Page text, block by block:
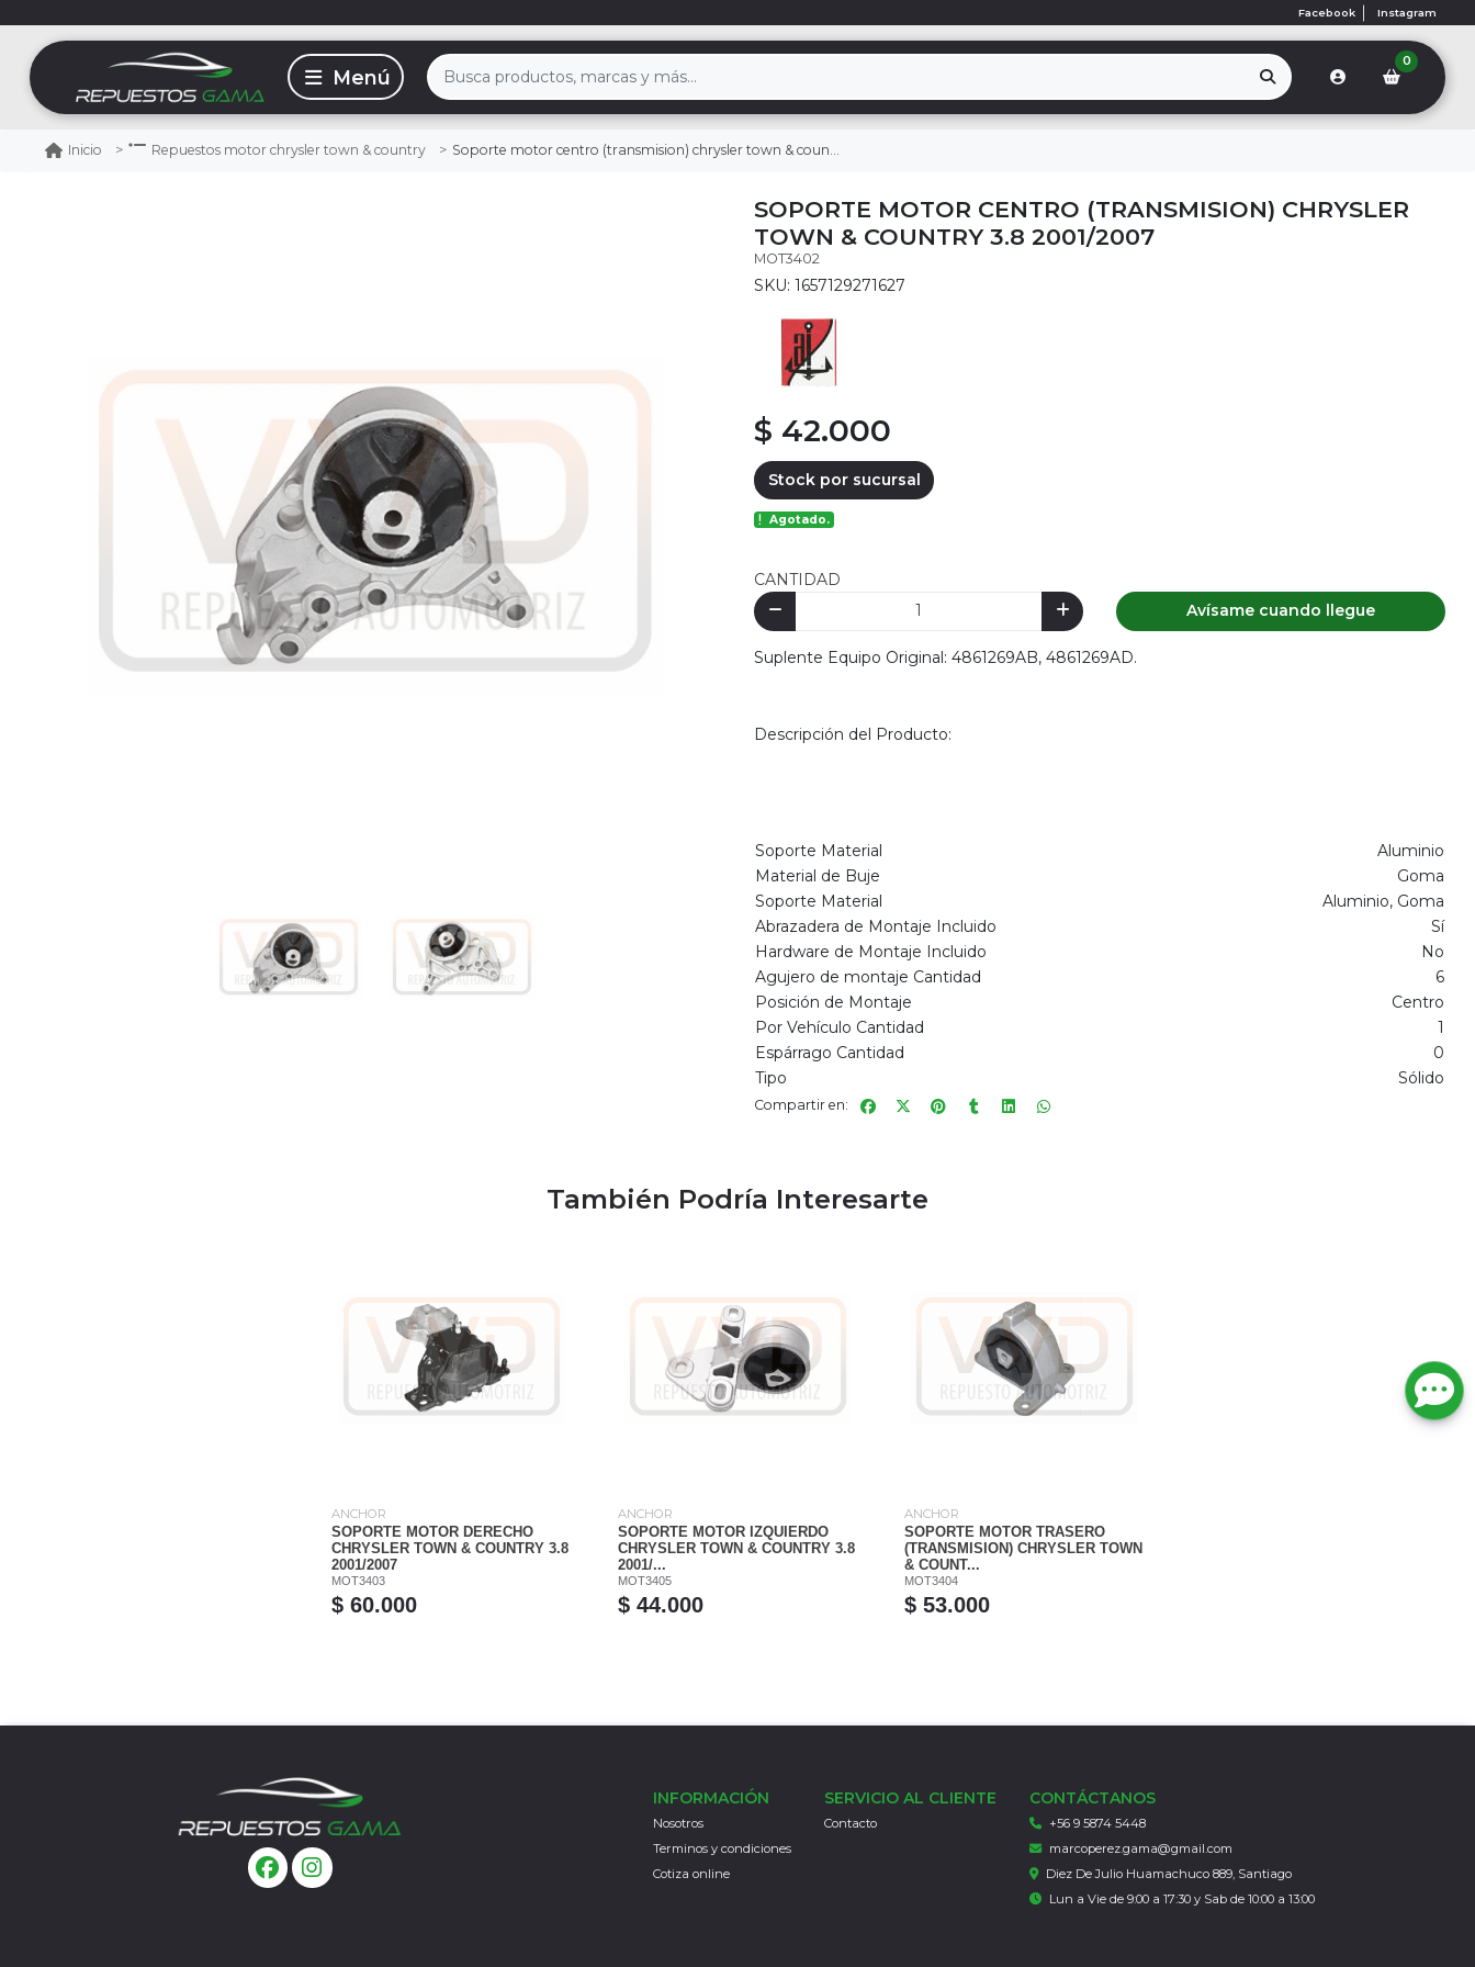
Facebook Instagram
0
Inicio Repuestos motor chrysler town & country Soporte motor centro (transmision) chrysler town & country 3.8 2001/2007
SOPORTE MOTOR CENTRO (TRANSMISION) CHRYSLER
TOWN & COUNTRY 3.8 2001/2007
MOT3402
SKU: 1657129271627
$ 42.000
Stock por sucursal
Agotado.
CANTIDAD
Avísame cuando llegue
Suplente Equipo Original: 4861269AB, 4861269AD.
Descripción del Producto:
Soporte Material
Aluminio
Material de Buje
Goma
Soporte Material
Aluminio, Goma
Abrazadera de Montaje Incluido
Sí
Hardware de Montaje Incluido
No
Agujero de montaje Cantidad
6
Posición de Montaje
Centro
Por Vehículo Cantidad
1
Espárrago Cantidad
0
Tipo
Sólido
Compartir en:
También Podría Interesarte
ANCHOR
SOPORTE MOTOR DERECHO
CHRYSLER TOWN & COUNTRY 3.8
2001/2007
MOT3403
$ 60.000
ANCHOR
SOPORTE MOTOR IZQUIERDO
CHRYSLER TOWN & COUNTRY 3.8
2001/...
MOT3405
$ 44.000
ANCHOR
SOPORTE MOTOR TRASERO
(TRANSMISION) CHRYSLER TOWN
& COUNT...
MOT3404
$ 53.000
INFORMACIÓN
Nosotros
Terminos y condiciones
Cotiza online
SERVICIO AL CLIENTE
Contacto
CONTÁCTANOS
+56 9 5874 5448
marcoperez.gama@gmail.com
Diez De Julio Huamachuco 889, Santiago
Lun a Vie de 9:00 a 17:30 y Sab de 10:00 a 13:00